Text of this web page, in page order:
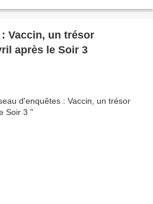
Vaccin, un trésor
après le Soir 3